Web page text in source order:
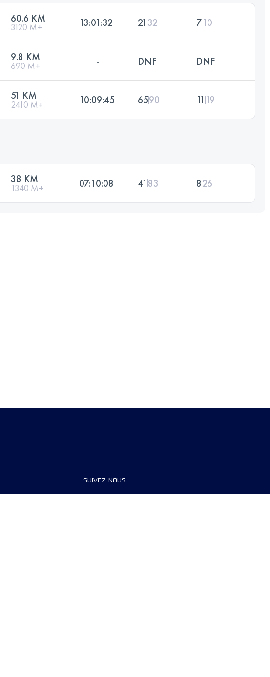
60.6 KM
3120 M+ 13:01:32 2132 710
9.8 KM
690 M+ - DNF DNF
51 KM
2410 M+ 10:09:45 6590 11 19
38 KM
1340 M+ 07:10:08 41 83 826
SUIVEZ-NOUS